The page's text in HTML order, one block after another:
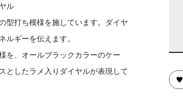
ル
型打ち模様を施しています。ダイヤ
ルギーを伝えます。
を、オールブラックカラーのケー
としたラメ入りダイヤルが表現して